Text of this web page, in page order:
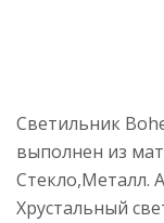
Светильник
выполнен из
Стекло,Металл.
Хрустальный